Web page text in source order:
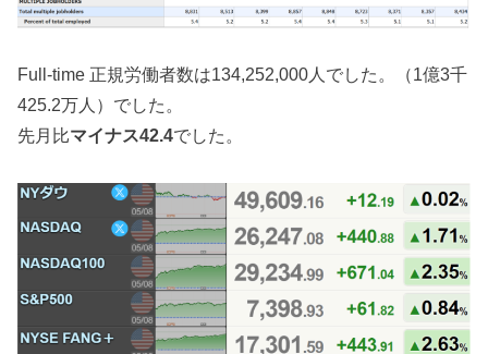
Full-time 正規労働者数は134,252,000人でした。（1億3千
425.2万人）でした。
先月比マイナス42.4でした。